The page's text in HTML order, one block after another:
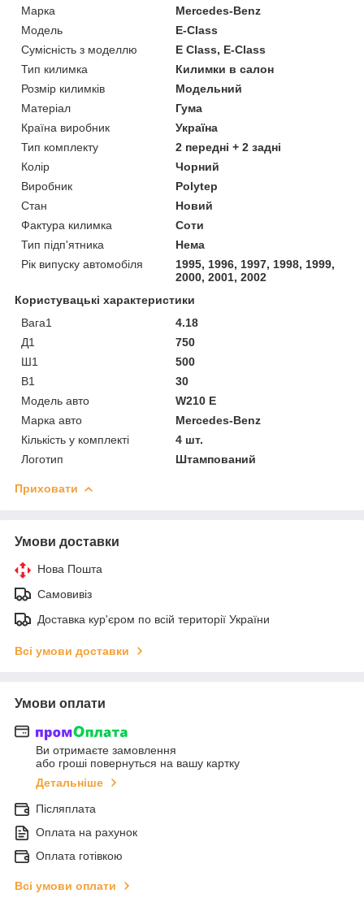
Марка
Mercedes-Benz
Модель
E-Class
Сумісність з моделлю
E Class, E-Class
Тип килимка
Килимки в салон
Розмір килимків
Модельний
Матеріал
Гума
Країна виробник
Україна
Тип комплекту
2 передні + 2 задні
Колір
Чорний
Виробник
Polytep
Стан
Новий
Фактура килимка
Соти
Тип підп'ятника
Нема
Рік випуску автомобіля
1995, 1996, 1997, 1998, 1999,
2000, 2001, 2002
Користувацькі характеристики
Вага1
4.18
Д1
750
Ш1
500
В1
30
Модель авто
W210 E
Марка авто
Mercedes-Benz
Кількість у комплекті
4 шт.
Логотип
Штампований
Приховати
Умови доставки
Нова Пошта
Самовивіз
Доставка кур'єром по всій території України
Всі умови доставки
Умови оплати
Ви отримаєте замовлення
або гроші повернуться на вашу картку
Детальніше
Післяплата
Оплата на рахунок
Оплата готівкою
Всі умови оплати